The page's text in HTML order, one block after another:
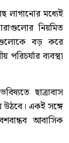
মধ্যেই
নিয়মিত
বড় করে
ব্যবস্থা
ছাত্রাবাস
উঠবে। একই সঙ্গে
আবাসিক